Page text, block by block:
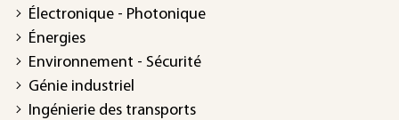
Électronique - Photonique
Énergies
Environnement - Sécurité
Génie industriel
Ingénierie des transports